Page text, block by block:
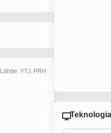
Lähde: YTJ, PRH